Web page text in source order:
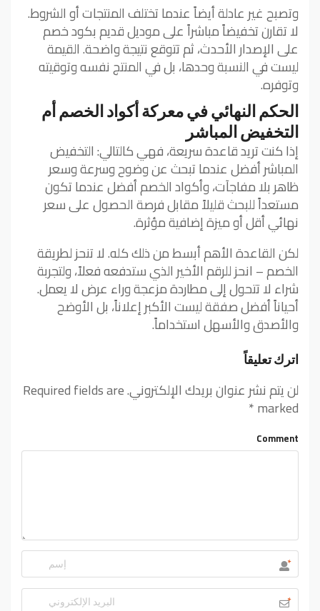
وتصبح غير عادلة أيضاً عندما تختلف المنتجات أو الشروط.
لا تقارن تخفيضاً مباشراً على موديل قديم بكود خصم
على الإصدار الأحدث، ثم تتوقع نتيجة واضحة. القيمة
ليست في النسبة وحدها، بل في المنتج نفسه وتوقيته
وتوفره.
الحكم النهائي في معركة أكواد الخصم أم
التخفيض المباشر
إذا كنت تريد قاعدة سريعة، فهي كالتالي: التخفيض
المباشر أفضل عندما تبحث عن وضوح وسرعة وسعر
ظاهر بلا مفاجآت، وأكواد الخصم أفضل عندما تكون
مستعداً للبحث قليلاً مقابل فرصة الحصول على سعر
نهائي أقل أو ميزة إضافية مؤثرة.
لكن القاعدة الأهم أبسط من ذلك كله. لا تنحز لطريقة
الخصم – انحز للرقم الأخير الذي ستدفعه فعلاً، ولتجربة
شراء لا تتحول إلى مطاردة مزعجة وراء عرض لا يعمل.
أحياناً أفضل صفقة ليست الأكبر إعلاناً، بل الأوضح
والأصدق والأسهل استخداماً.
اترك تعليقاً
لن يتم نشر عنوان بريدك الإلكتروني.Required fields are
marked
*
Comment
*
*